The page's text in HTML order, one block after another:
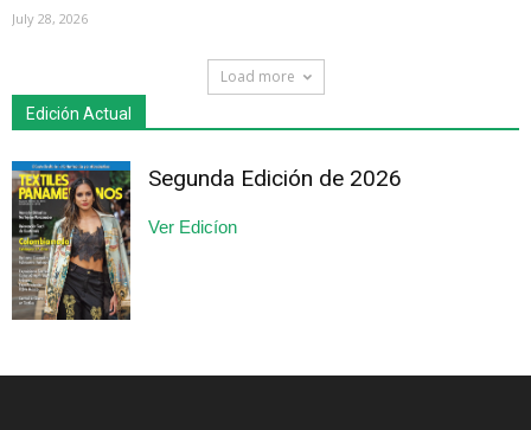
July 28, 2026
Load more
Edición Actual
Segunda Edición de 2026
Ver Edicíon